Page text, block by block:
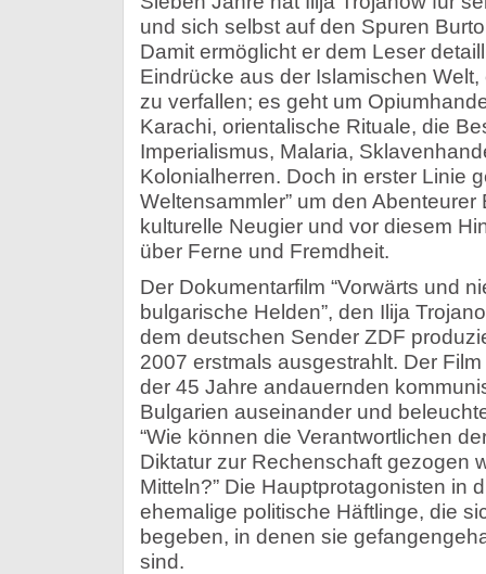
und sich selbst auf den Spuren
Damit ermöglicht er dem Leser
Eindrücke aus der Islamischen
zu verfallen; es geht um
Karachi, orientalische Rituale, die
Imperialismus, Malaria,
Kolonialherren. Doch in erster Linie
Weltensammler” um den
kulturelle Neugier und vor diesem
über Ferne und Fremdheit.
Der Dokumentarfilm “Vorwärts und
bulgarische Helden”, den Ilija
dem deutschen Sender ZDF
2007 erstmals ausgestrahlt. Der
der 45 Jahre andauernden
Bulgarien auseinander und
“Wie können die Verantwortlichen
Diktatur zur Rechenschaft gezogen
Mitteln?” Die Hauptprotagonisten in
ehemalige politische Häftlinge, die
begeben, in denen sie
sind.